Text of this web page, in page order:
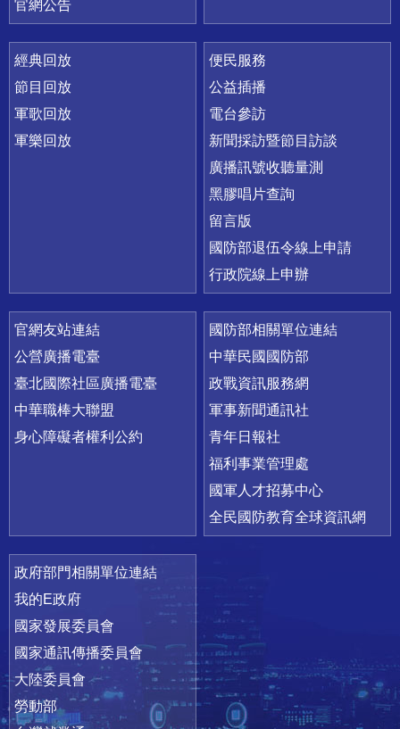
官網公告
經典回放
節目回放
軍歌回放
軍樂回放
便民服務
公益插播
電台參訪
新聞採訪暨節目訪談
廣播訊號收聽量測
黑膠唱片查詢
留言版
國防部退伍令線上申請
行政院線上申辦
官網友站連結
公營廣播電臺
臺北國際社區廣播電臺
中華職棒大聯盟
身心障礙者權利公約
國防部相關單位連結
中華民國國防部
政戰資訊服務網
軍事新聞通訊社
青年日報社
福利事業管理處
國軍人才招募中心
全民國防教育全球資訊網
政府部門相關單位連結
我的E政府
國家發展委員會
國家通訊傳播委員會
大陸委員會
勞動部